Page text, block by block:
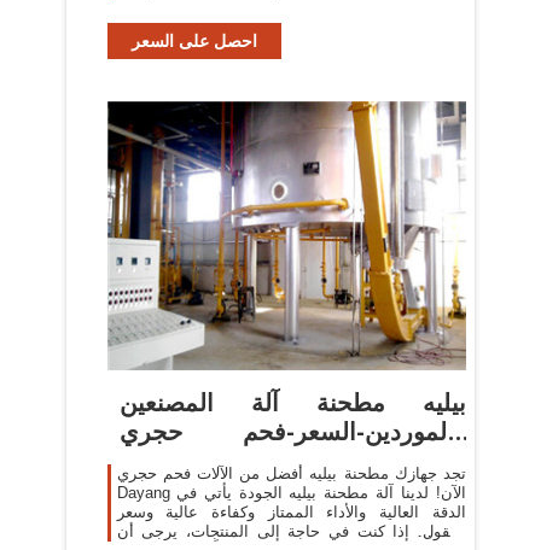
cream, from water to grease.(carbonated drinks or
aerosol products aside) Features · Approximate
احصل على السعر
بيليه مطحنة آلة المصنعين
والموردين-السعر-فحم حجري
Dayang ...
تجد جهازك مطحنة بيليه أفضل من الآلات فحم حجري
Dayang الآن! لدينا آلة مطحنة بيليه الجودة يأتي في
الدقة العالية والأداء الممتاز وكفاءة عالية وسعر
معقول. إذا كنت في حاجة إلى المنتجات، يرجى أن